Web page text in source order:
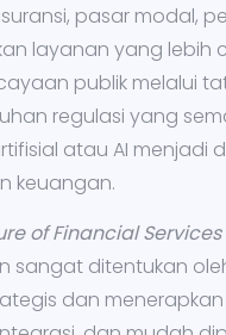
pasar modal,
layanan yang lebih
publik melalui
regulasi yang
atau AI menjadi
keuangan.
of Financial Services
sangat ditentukan
dan